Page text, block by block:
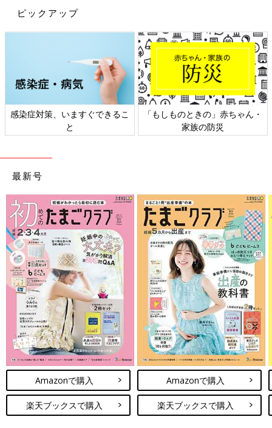
今すぐ100均へ走りたくなること間違いなし！
ぜひ最後までご覧くださいね。
インスタグラムの投稿から洗面所の収納アイデアをご紹介しまし
た。少し工夫するだけで毎日のお掃除も少し楽になるかもしれま
せん。100均のアイテムも活用できそうですので、ぜひ取り入れ
※記事内容でご紹介している投稿、リンク先は、削除される場合
があります。あらかじめご了承ください。
ます。
ピックアップ
感染症対策、いますぐできるこ
と
「もしものときの」赤ちゃん・
家族の防災
最新号
Amazonで購入
楽天ブックスで購入
Amazonで購入
楽天ブックスで購入